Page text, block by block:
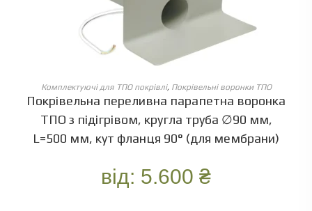
ОБЕРІТЬ ОПЦІЇ
Комплектуючі для ТПО покрівлі, Покрівельні воронки ТПО
Покрівельна переливна парапетна воронка
ТПО з підігрівом, кругла труба ∅90 мм,
L=500 мм, кут фланця 90° (для мембрани)
від: 5.600 ₴